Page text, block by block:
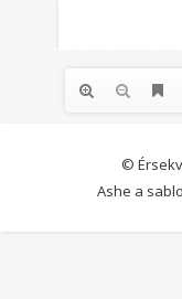
©
Ashe a